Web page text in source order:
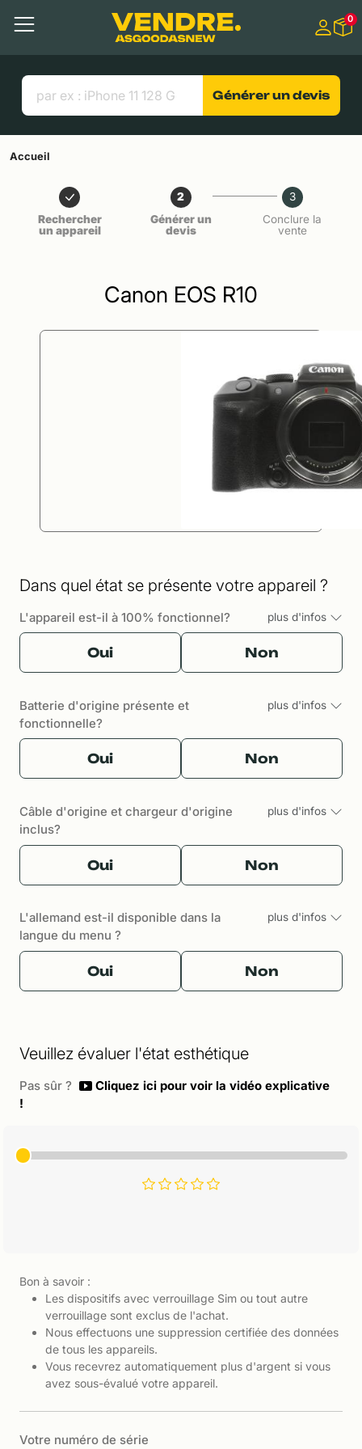
Contenu principal
Menu
Liens utiles
0
Générer un devis
Accueil
Rechercher
un appareil
2
Générer un
devis
3
Conclure la
vente
Canon EOS R10
Dans quel état se présente votre appareil ?
L'appareil est-il à 100% fonctionnel? plus d'infos
Oui Non
Batterie d'origine présente et
fonctionnelle?
plus d'infos
Oui Non
Câble d'origine et chargeur d'origine
inclus?
plus d'infos
Oui Non
L'allemand est-il disponible dans la
langue du menu ?
plus d'infos
Oui Non
Veuillez évaluer l'état esthétique
Pas sûr ?
Cliquez ici pour voir la vidéo explicative
!
Bon à savoir :
Les dispositifs avec verrouillage Sim ou tout autre
verrouillage sont exclus de l'achat.
Nous effectuons une suppression certifiée des données
de tous les appareils.
Vous recevrez automatiquement plus d'argent si vous
avez sous-évalué votre appareil.
Votre numéro de série